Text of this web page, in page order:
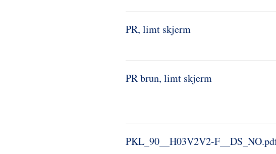
PR, limt skjerm
PR brun, limt skjerm
PKL_​90_​_​H03V2V2-​